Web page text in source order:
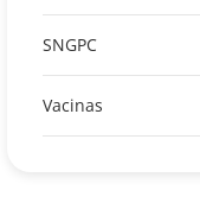
SNGPC
Vacinas